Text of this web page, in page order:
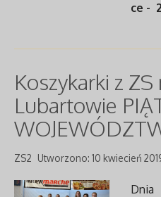
ce -
Koszykarki z
Lubartowie
ZS2 Utworzono: 10 kwiecień